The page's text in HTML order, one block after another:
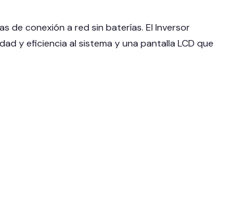
de conexión a red sin baterías. El Inversor
y eficiencia al sistema y una pantalla LCD que